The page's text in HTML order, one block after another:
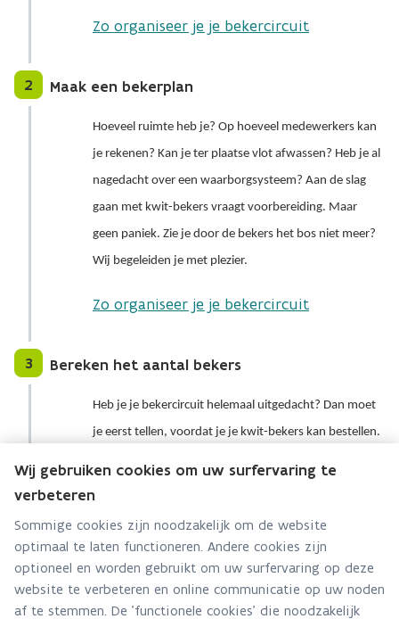
Zo organiseer je je bekercircuit
2 Maak een bekerplan
Hoeveel ruimte heb je? Op hoeveel medewerkers kan
je rekenen? Kan je ter plaatse vlot afwassen? Heb je al
nagedacht over een waarborgsysteem? Aan de slag
gaan met kwit-bekers vraagt voorbereiding. Maar
geen paniek. Zie je door de bekers het bos niet meer?
Wij begeleiden je met plezier.
Zo organiseer je je bekercircuit
3 Bereken het aantal bekers
Heb je je bekercircuit helemaal uitgedacht? Dan moet
je eerst tellen, voordat je je kwit-bekers kan bestellen.
Zo maak je de som. Check de
kostensimulatie
4 Communiceer met je bezoekers
Wij gebruiken cookies om uw surfervaring te
verbeteren
Sommige cookies zijn noodzakelijk om de website
optimaal te laten functioneren. Andere cookies zijn
optioneel en worden gebruikt om uw surfervaring op deze
website te verbeteren en online communicatie op uw noden
af te stemmen. De 'functionele cookies' die noodzakelijk